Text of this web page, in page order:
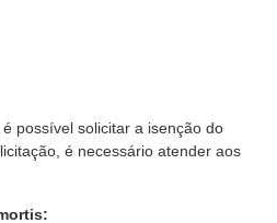
possível solicitar a isenção do
é necessário atender aos